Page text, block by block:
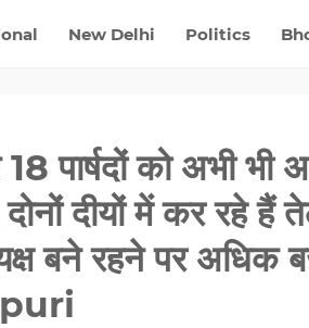
New Delhi Politics
पार्षदों को अभी भी
दोनों दीयों में कर रहे हैं
बने रहने पर अधिक